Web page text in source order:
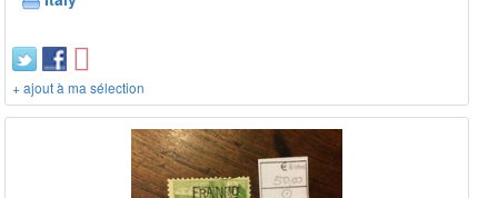
+ ajout à ma sélection